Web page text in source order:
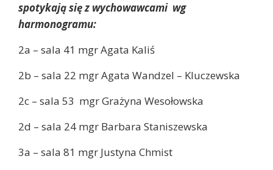
spotykają się z wychowawcami wg
harmonogramu:
2a – sala 41 mgr Agata Kaliś
2b – sala 22 mgr Agata Wandzel – Kluczewska
2c – sala 53 mgr Grażyna Wesołowska
2d – sala 24 mgr Barbara Staniszewska
3a – sala 81 mgr Justyna Chmist